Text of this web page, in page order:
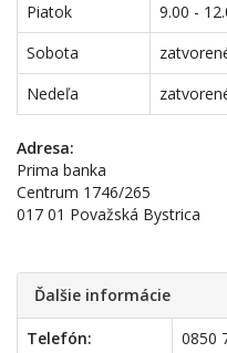
Piatok
9.00 -
Sobota
Nedeľa
Adresa:
Prima banka
Centrum 1746/265
017 01 Považská Bystrica
Ďalšie informácie
Telefón:
0850